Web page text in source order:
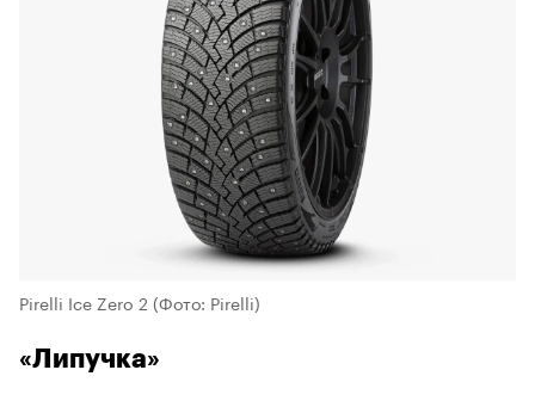
Pirelli Ice Zero 2 (Фото: Pirelli)
«Липучка»